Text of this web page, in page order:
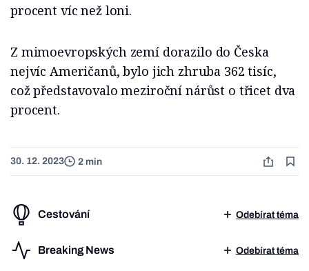
procent víc než loni.
Z mimoevropských zemí dorazilo do Česka
nejvíc Američanů, bylo jich zhruba 362 tisíc,
což představovalo meziroční nárůst o třicet dva
procent.
30. 12. 2023 2 min
Cestování Odebírat téma
Breaking News Odebírat téma